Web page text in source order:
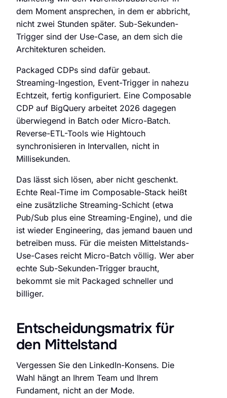
dem Moment ansprechen, in dem er abbricht,
nicht zwei Stunden später. Sub-Sekunden-
Trigger sind der Use-Case, an dem sich die
Architekturen scheiden.
Packaged CDPs sind dafür gebaut.
Streaming-Ingestion, Event-Trigger in nahezu
Echtzeit, fertig konfiguriert. Eine Composable
CDP auf BigQuery arbeitet 2026 dagegen
überwiegend in Batch oder Micro-Batch.
Reverse-ETL-Tools wie Hightouch
synchronisieren in Intervallen, nicht in
Millisekunden.
Das lässt sich lösen, aber nicht geschenkt.
Echte Real-Time im Composable-Stack heißt
eine zusätzliche Streaming-Schicht (etwa
Pub/Sub plus eine Streaming-Engine), und die
ist wieder Engineering, das jemand bauen und
betreiben muss. Für die meisten Mittelstands-
Use-Cases reicht Micro-Batch völlig. Wer aber
echte Sub-Sekunden-Trigger braucht,
bekommt sie mit Packaged schneller und
billiger.
Entscheidungsmatrix für
den Mittelstand
Vergessen Sie den LinkedIn-Konsens. Die
Wahl hängt an Ihrem Team und Ihrem
Fundament, nicht an der Mode.